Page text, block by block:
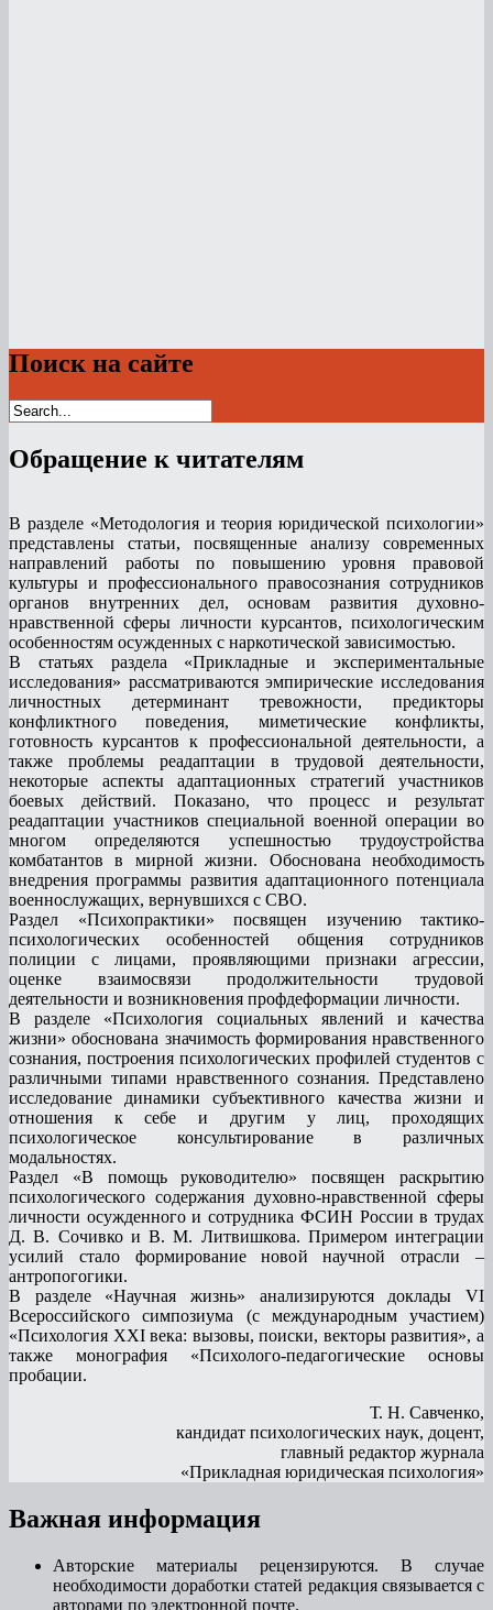
Поиск на сайте
Обращение к читателям
В разделе «Методология и теория юридической психологии»
представлены статьи, посвященные анализу современных
направлений работы по повышению уровня правовой
культуры и профессионального правосознания сотрудников
органов внутренних дел, основам развития духовно-
нравственной сферы личности курсантов, психологическим
особенностям осужденных с наркотической зависимостью.
В статьях раздела «Прикладные и экспериментальные
исследования» рассматриваются эмпирические исследования
личностных детерминант тревожности, предикторы
конфликтного поведения, миметические конфликты,
готовность курсантов к профессиональной деятельности, а
также проблемы реадаптации в трудовой деятельности,
некоторые аспекты адаптационных стратегий участников
боевых действий. Показано, что процесс и результат
реадаптации участников специальной военной операции во
многом определяются успешностью трудоустройства
комбатантов в мирной жизни. Обоснована необходимость
внедрения программы развития адаптационного потенциала
военнослужащих, вернувшихся с СВО.
Раздел «Психопрактики» посвящен изучению тактико-
психологических особенностей общения сотрудников
полиции с лицами, проявляющими признаки агрессии,
оценке взаимосвязи продолжительности трудовой
деятельности и возникновения профдеформации личности.
В разделе «Психология социальных явлений и качества
жизни» обоснована значимость формирования нравственного
сознания, построения психологических профилей студентов с
различными типами нравственного сознания. Представлено
исследование динамики субъективного качества жизни и
отношения к себе и другим у лиц, проходящих
психологическое консультирование в различных
модальностях.
Раздел «В помощь руководителю» посвящен раскрытию
психологического содержания духовно-нравственной сферы
личности осужденного и сотрудника ФСИН России в трудах
Д. В. Сочивко и В. М. Литвишкова. Примером интеграции
усилий стало формирование новой научной отрасли –
антропогогики.
В разделе «Научная жизнь» анализируются доклады VI
Всероссийского симпозиума (с международным участием)
«Психология XXI века: вызовы, поиски, векторы развития», а
также монография «Психолого-педагогические основы
пробации.
Т. Н. Савченко,
кандидат психологических наук, доцент,
главный редактор журнала
«Прикладная юридическая психология»
Важная информация
Авторские материалы рецензируются. В случае
необходимости доработки статей редакция связывается с
авторами по электронной почте.